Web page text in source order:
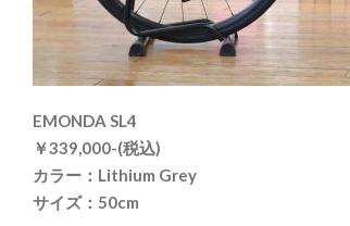
EMONDA SL4
￥339,000-(税込)
カラー：Lithium Grey
サイズ：50cm